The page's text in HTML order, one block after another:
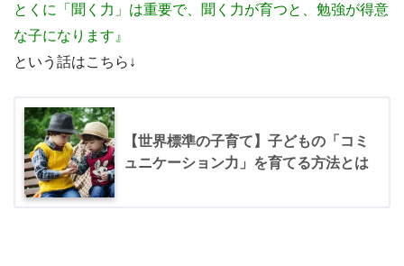
とくに「聞く力」は重要で、聞く力が育つと、勉強が得意
な子になります』
という話はこちら↓
【世界標準の子育て】子どもの「コミ
ュニケーション力」を育てる方法とは